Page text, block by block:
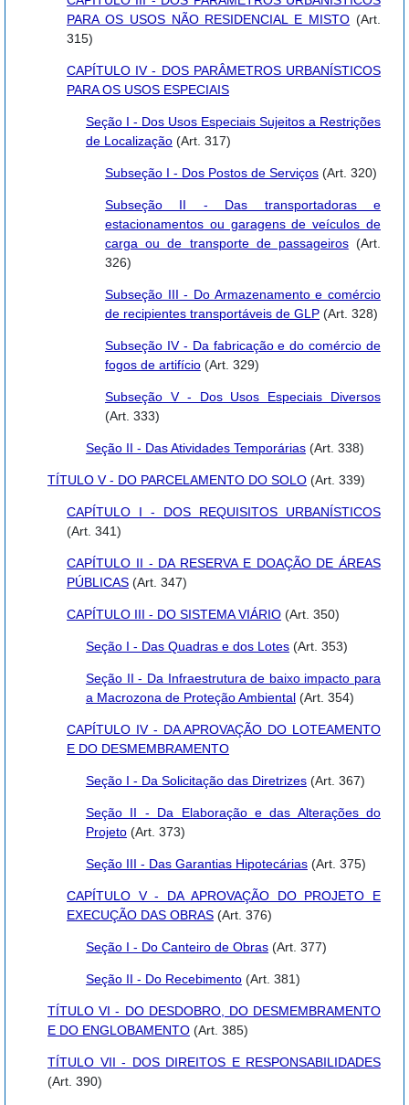
PARA OS USOS NÃO RESIDENCIAL E MISTO (Art.
315)
CAPÍTULO IV - DOS PARÂMETROS URBANÍSTICOS
PARA OS USOS ESPECIAIS
Seção I - Dos Usos Especiais Sujeitos a Restrições
de Localização (Art. 317)
Subseção I - Dos Postos de Serviços (Art. 320)
Subseção II - Das transportadoras e
estacionamentos ou garagens de veículos de
carga ou de transporte de passageiros(Art.
326)
Subseção III - Do Armazenamento e comércio
de recipientes transportáveis de GLP (Art. 328)
Subseção IV - Da fabricação e do comércio de
fogos de artifício (Art. 329)
Subseção V - Dos Usos Especiais Diversos
(Art. 333)
Seção II - Das Atividades Temporárias (Art. 338)
TÍTULO V - DO PARCELAMENTO DO SOLO (Art. 339)
CAPÍTULO I - DOS REQUISITOS URBANÍSTICOS
(Art. 341)
CAPÍTULO II - DA RESERVA E DOAÇÃO DE ÁREAS
PÚBLICAS (Art. 347)
CAPÍTULO III - DO SISTEMA VIÁRIO (Art. 350)
Seção I - Das Quadras e dos Lotes (Art. 353)
Seção II - Da Infraestrutura de baixo impacto para
a Macrozona de Proteção Ambiental (Art. 354)
CAPÍTULO IV - DA APROVAÇÃO DO LOTEAMENTO
E DO DESMEMBRAMENTO
Seção I - Da Solicitação das Diretrizes (Art. 367)
Seção II - Da Elaboração e das Alterações do
Projeto (Art. 373)
Seção III - Das Garantias Hipotecárias (Art. 375)
CAPÍTULO V - DA APROVAÇÃO DO PROJETO E
EXECUÇÃO DAS OBRAS (Art. 376)
Seção I - Do Canteiro de Obras (Art. 377)
Seção II - Do Recebimento (Art. 381)
TÍTULO VI - DO DESDOBRO, DO DESMEMBRAMENTO
E DO ENGLOBAMENTO (Art. 385)
TÍTULO VII - DOS DIREITOS E RESPONSABILIDADES
(Art. 390)